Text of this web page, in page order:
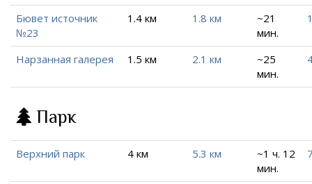
Бювет источник
№23
1.4 км 1.8 км
~21
мин.
Нарзанная галерея 1.5 км 2.1 км
~25
мин.
Парк
Верхний парк 4 км 5.3 км
~1 ч. 12
мин.